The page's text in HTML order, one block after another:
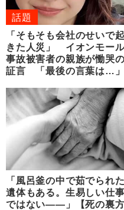
話題
「そもそも会社のせいで起
きた人災」 イオンモー
事故被害者の親族が慟哭の
証言 「最後の言葉は…」
「風呂釜の中で茹でられた
遺体もある。生易しい仕事
ではない――」【死の裏方